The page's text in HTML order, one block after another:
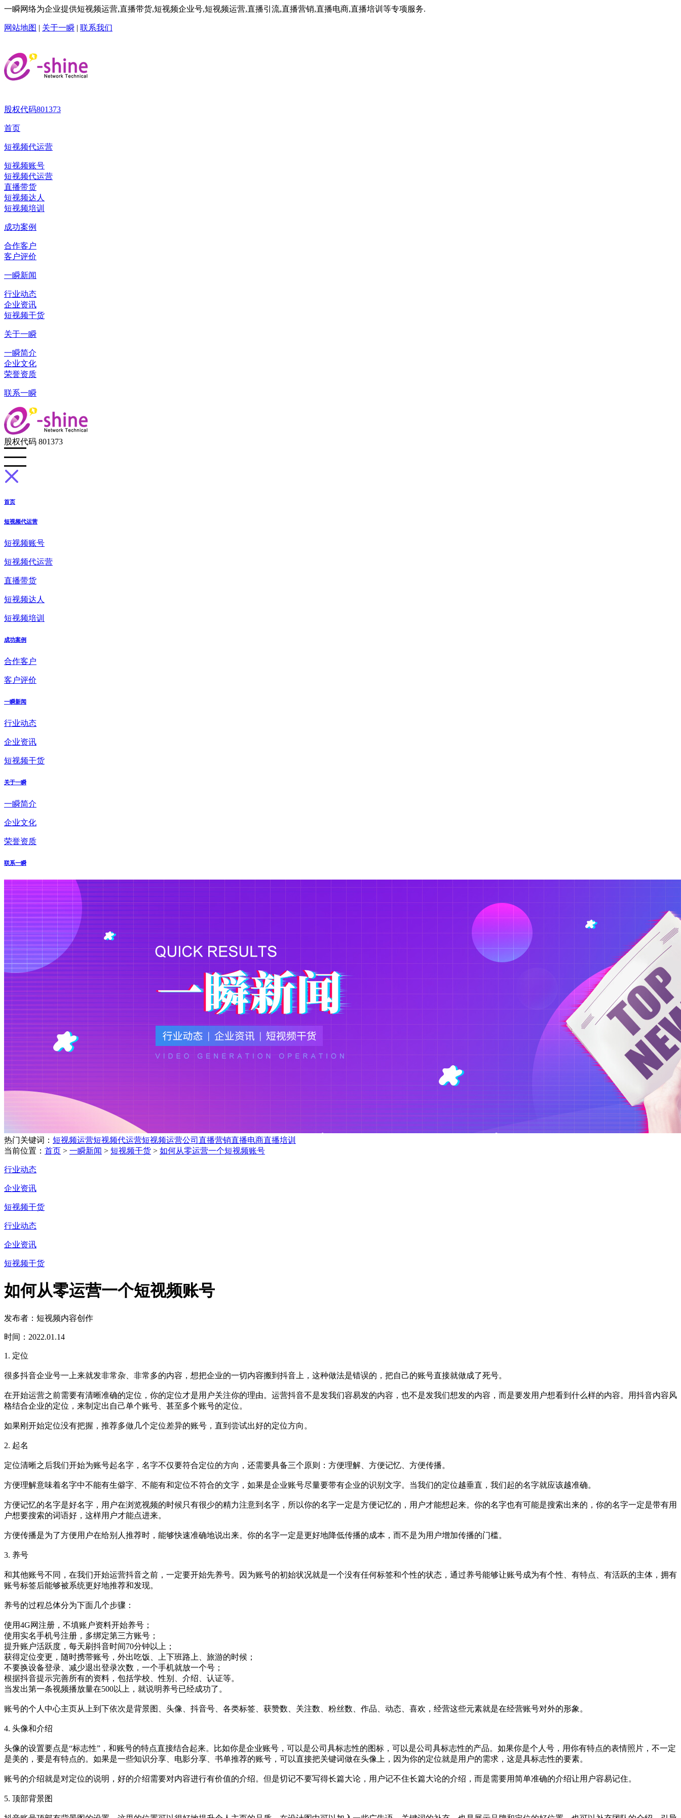
一瞬网络为企业提供短视频运营,直播带货,短视频企业号,短视频运营,直播引流,直播营销,直播电商,直播培训等专项服务.
网站地图 | 关于一瞬 | 联系我们
股权代码801373
首页
短视频代运营
短视频账号
短视频代运营
直播带货
短视频达人
短视频培训
成功案例
合作客户
客户评价
一瞬新闻
行业动态
企业资讯
短视频干货
关于一瞬
一瞬简介
企业文化
荣誉资质
联系一瞬
股权代码 801373
首页
短视频代运营
短视频账号
短视频代运营
直播带货
短视频达人
短视频培训
成功案例
合作客户
客户评价
一瞬新闻
行业动态
企业资讯
短视频干货
关于一瞬
一瞬简介
企业文化
荣誉资质
联系一瞬
热门关键词： 短视频运营短视频代运营短视频运营公司 直播营销直播电商直播培训
当前位置： 首页 > 一瞬新闻 > 短视频干货 > 如何从零运营一个短视频账号
行业动态
企业资讯
短视频干货
行业动态
企业资讯
短视频干货
如何从零运营一个短视频账号
发布者：短视频内容创作
时间：2022.01.14
1. 定位
很多抖音企业号一上来就发非常杂、非常多的内容，想把企业的一切内容搬到抖音上，这种做法是错误的，把自己的账号直接就做成了死号。
在开始运营之前需要有清晰准确的定位，你的定位才是用户关注你的理由。运营抖音不是发我们容易发的内容，也不是发我们想发的内容，而是要发用户想看到什么样的内容。用抖音内容风
格结合企业的定位，来制定出自己单个账号、甚至多个账号的定位。
如果刚开始定位没有把握，推荐多做几个定位差异的账号，直到尝试出好的定位方向。
2. 起名
定位清晰之后我们开始为账号起名字，名字不仅要符合定位的方向，还需要具备三个原则：方便理解、方便记忆、方便传播。
方便理解意味着名字中不能有生僻字、不能有和定位不符合的文字，如果是企业账号尽量要带有企业的识别文字。当我们的定位越垂直，我们起的名字就应该越准确。
方便记忆的名字是好名字，用户在浏览视频的时候只有很少的精力注意到名字，所以你的名字一定是方便记忆的，用户才能想起来。你的名字也有可能是搜索出来的，你的名字一定是带有用
户想要搜索的词语好，这样用户才能点进来。
方便传播是为了方便用户在给别人推荐时，能够快速准确地说出来。你的名字一定是更好地降低传播的成本，而不是为用户增加传播的门槛。
3. 养号
和其他账号不同，在我们开始运营抖音之前，一定要开始先养号。因为账号的初始状况就是一个没有任何标签和个性的状态，通过养号能够让账号成为有个性、有特点、有活跃的主体，拥有
账号标签后能够被系统更好地推荐和发现。
养号的过程总体分为下面几个步骤：
使用4G网注册，不填账户资料开始养号；
使用实名手机号注册，多绑定第三方账号；
提升账户活跃度，每天刷抖音时间70分钟以上；
获得定位变更，随时携带账号，外出吃饭、上下班路上、旅游的时候；
不要换设备登录、减少退出登录次数，一个手机就放一个号；
根据抖音提示完善所有的资料，包括学校、性别、介绍、认证等。
当发出第一条视频播放量在500以上，就说明养号已经成功了。
账号的个人中心主页从上到下依次是背景图、头像、抖音号、各类标签、获赞数、关注数、粉丝数、作品、动态、喜欢，经营这些元素就是在经营账号对外的形象。
4. 头像和介绍
头像的设置要点是“标志性”，和账号的特点直接结合起来。比如你是企业账号，可以是公司具标志性的图标，可以是公司具标志性的产品。如果你是个人号，用你有特点的表情照片，不一定
是美的，要是有特点的。如果是一些知识分享、电影分享、书单推荐的账号，可以直接把关键词做在头像上，因为你的定位就是用户的需求，这是具标志性的要素。
账号的介绍就是对定位的说明，好的介绍需要对内容进行有价值的介绍。但是切记不要写得长篇大论，用户记不住长篇大论的介绍，而是需要用简单准确的介绍让用户容易记住。
5. 顶部背景图